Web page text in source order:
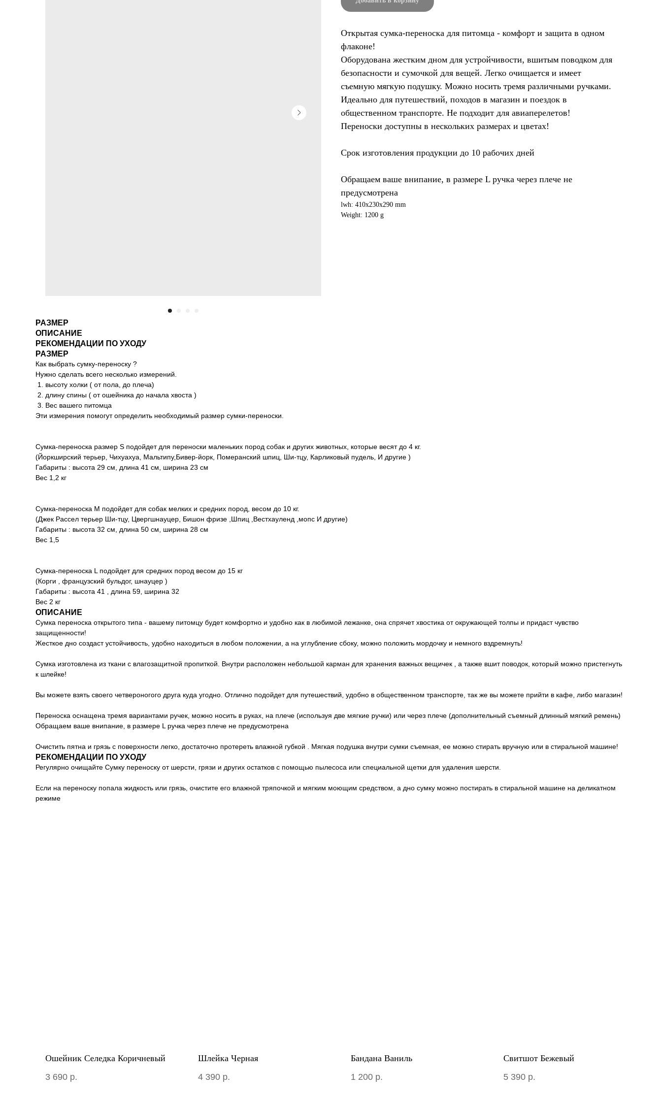
Открытая сумка-переноска для питомца - комфорт и защита в одном
флаконе!
Оборудована жестким дном для устройчивости, вшитым поводком для
безопасности и сумочкой для вещей. Легко очищается и имеет
съемную мягкую подушку. Можно носить тремя различными ручками.
Идеально для путешествий, походов в магазин и поездок в
общественном транспорте. Не подходит для авиаперелетов!
Переноски доступны в нескольких размерах и цветах!
Срок изготовления продукции до 10 рабочих дней
Обращаем ваше внипание, в размере L ручка через плече не
предусмотрена
lwh: 410x230x290 mm
Weight: 1200 g
РАЗМЕР
ОПИСАНИЕ
РЕКОМЕНДАЦИИ ПО УХОДУ
РАЗМЕР
Как выбрать сумку-переноску ?
Нужно сделать всего несколько измерений.
1. высоту холки ( от пола, до плеча)
2. длину спины ( от ошейника до начала хвоста )
3. Вес вашего питомца
Эти измерения помогут определить необходимый размер сумки-переноски.
Сумка-переноска размер S подойдет для переноски маленьких пород собак и других животных, которые весят до 4 кг.
(Йоркширский терьер, Чихуахуа, Мальтипу,Бивер-йорк, Померанский шпиц, Ши-тцу, Карликовый пудель, И другие )
Габариты : высота 29 см, длина 41 см, ширина 23 см
Вес 1,2 кг
Сумка-переноска М подойдет для собак мелких и средних пород, весом до 10 кг.
(Джек Рассел терьер Ши-тцу, Цвергшнауцер, Бишон фризе ,Шпиц ,Вестхауленд ,мопс И другие)
Габариты : высота 32 см, длина 50 см, ширина 28 см
Вес 1,5
Сумка-переноска L подойдет для средних пород весом до 15 кг
(Корги , французский бульдог, шнауцер )
Габариты : высота 41 , длина 59, ширина 32
Вес 2 кг
ОПИСАНИЕ
Сумка переноска открытого типа - вашему питомцу будет комфортно и удобно как в любимой лежанке, она спрячет хвостика от окружающей толпы и придаст чувство
защищенности!
Жесткое дно создаст устойчивость, удобно находиться в любом положении, а на углубление сбоку, можно положить мордочку и немного вздремнуть!
Сумка изготовлена из ткани с влагозащитной пропиткой. Внутри расположен небольшой карман для хранения важных вещичек , а также вшит поводок, который можно пристегнуть
к шлейке!
Вы можете взять своего четвероногого друга куда угодно. Отлично подойдет для путешествий, удобно в общественном транспорте, так же вы можете прийти в кафе, либо магазин!
Переноска оснащена тремя вариантами ручек, можно носить в руках, на плече (используя две мягкие ручки) или через плече (дополнительный съемный длинный мягкий ремень)
Обращаем ваше внипание, в размере L ручка через плече не предусмотрена
Очистить пятна и грязь с поверхности легко, достаточно протереть влажной губкой . Мягкая подушка внутри сумки съемная, ее можно стирать вручную или в стиральной машине!
РЕКОМЕНДАЦИИ ПО УХОДУ
Регулярно очищайте Сумку переноску от шерсти, грязи и других остатков с помощью пылесоса или специальной щетки для удаления шерсти.
Если на переноску попала жидкость или грязь, очистите его влажной тряпочкой и мягким моющим средством, а дно сумку можно постирать в стиральной машине на деликатном
режиме
Ошейник Селедка Коричневый
3 690 р.
Шлейка Черная
4 390 р.
Бандана Ваниль
1 200 р.
Свитшот Бежевый
5 390 р.